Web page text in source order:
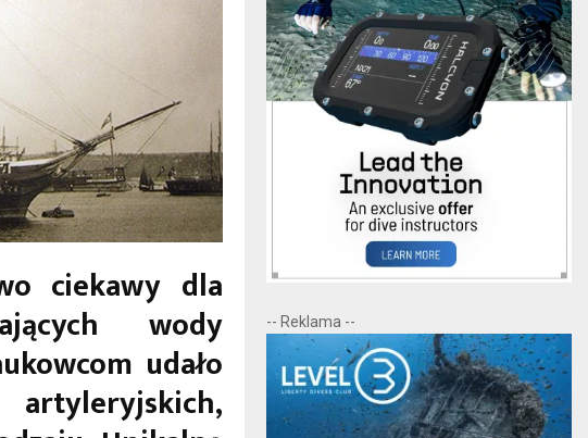
ciekawy dla
wody
udało
-- Reklama --